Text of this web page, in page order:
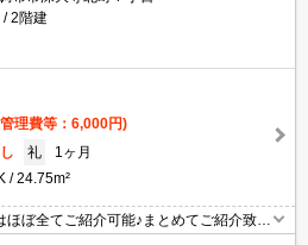
2階建
理費等：6,000円)
礼
1ヶ月
24.75m²
ぼ全てご紹介可能♪まとめてご紹介致し
さい！お部屋探しはタウンハウジングま